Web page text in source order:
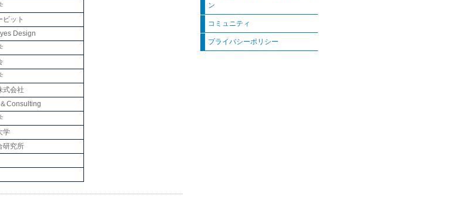
ビット
Design
式会社
Consulting
学
研究所
ン
コミュニティ
プライバシーポリシー